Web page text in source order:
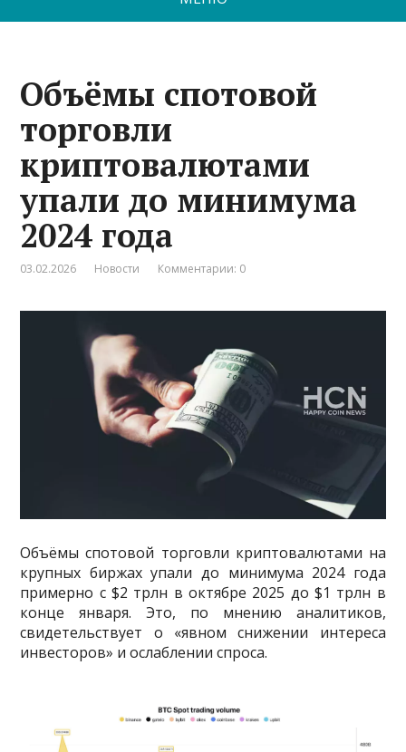
Объёмы спотовой
торговли
криптовалютами
упали до минимума
2024 года
03.02.2026 Новости Комментарии: 0
Объёмы спотовой торговли криптовалютами на
крупных биржах упали до минимума 2024 года
примерно с $2 трлн в октябре 2025 до $1 трлн в
конце января. Это, по мнению аналитиков,
свидетельствует о «явном снижении интереса
инвесторов» и ослаблении спроса.